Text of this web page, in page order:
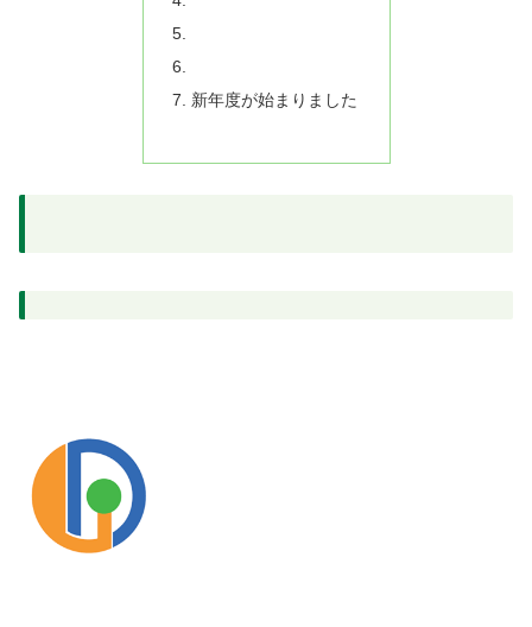
新年度が始まりました